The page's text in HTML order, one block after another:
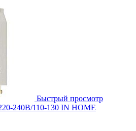
Быстрый просмотр
240В/110-130 IN HOME